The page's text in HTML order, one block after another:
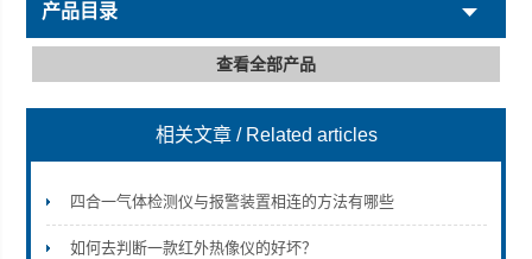
深圳市深博瑞仪器仪表有限公司
产品目录
查看全部产品
相关文章 / Related articles
四合一气体检测仪与报警装置相连的方法有哪些
如何去判断一款红外热像仪的好坏？